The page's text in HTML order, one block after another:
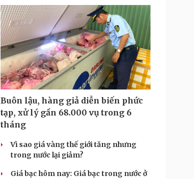
Buôn lậu, hàng giả diễn biến phức
tạp, xử lý gần 68.000 vụ trong 6
tháng
Vì sao giá vàng thế giới tăng nhưng
trong nước lại giảm?
Giá bạc hôm nay: Giá bạc trong nước ở